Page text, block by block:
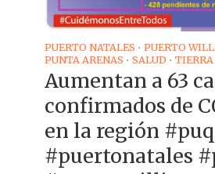
PUERTO NATALES • PUERTO
PUNTA ARENAS • SALUD • TIERRA
Aumentan a 63
confirmados de
en la región #puq
#puertonatales